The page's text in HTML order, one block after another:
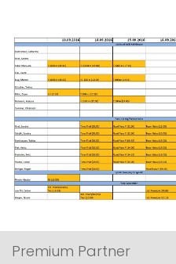
Premium Partner